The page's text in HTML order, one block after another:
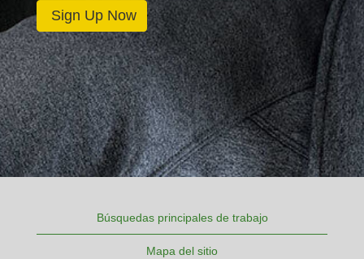
Búsquedas principales de trabajo
Mapa del sitio